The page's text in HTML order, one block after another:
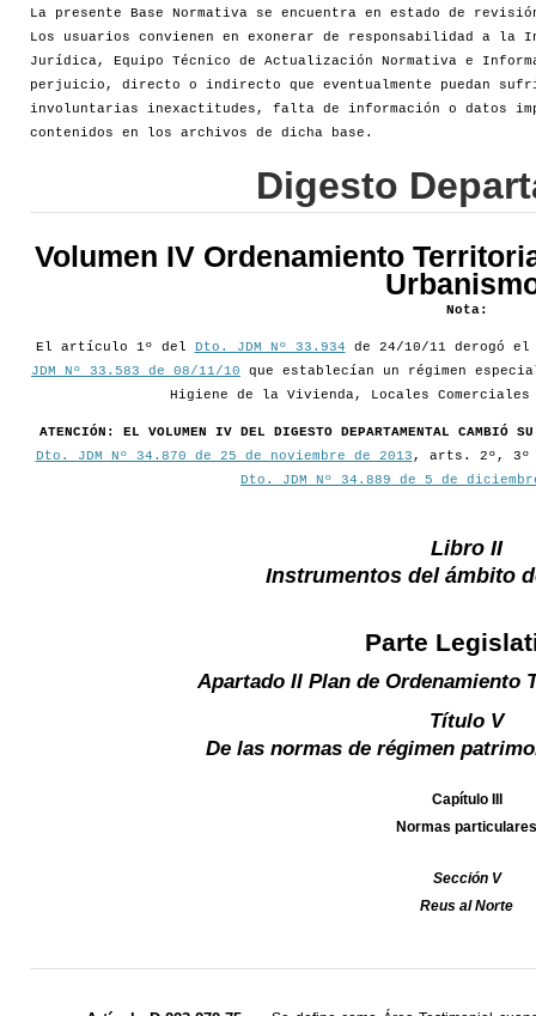
La presente Base Normativa se encuentra en estado de
Los usuarios convienen en exonerar de responsabilidad a la
Jurídica, Equipo Técnico de Actualización Normativa e
perjuicio, directo o indirecto que eventualmente puedan
involuntarias inexactitudes, falta de información o datos
contenidos en los archivos de dicha base.
Digesto
Volumen IV Ordenamiento
Nota:
El artículo 1º del Dto. JDM Nº 33.934 de 24/10/11 derogó
JDM Nº 33.583 de 08/11/10 que establecían un régimen
Higiene de la Vivienda, Locales
ATENCIÓN: EL VOLUMEN IV DEL DIGESTO DEPARTAMENTAL CAMBIÓ
Dto. JDM Nº 34.870 de 25 de noviembre de 2013 , arts. 2º, 3º
Dto. JDM Nº 34.889 de 5 de
Libro II
Instrumentos del ámbito
Parte
Apartado II Plan de Ordenamiento
Título V
De las normas de régimen
Capítulo III
Normas particulares
Sección V
Reus al Norte